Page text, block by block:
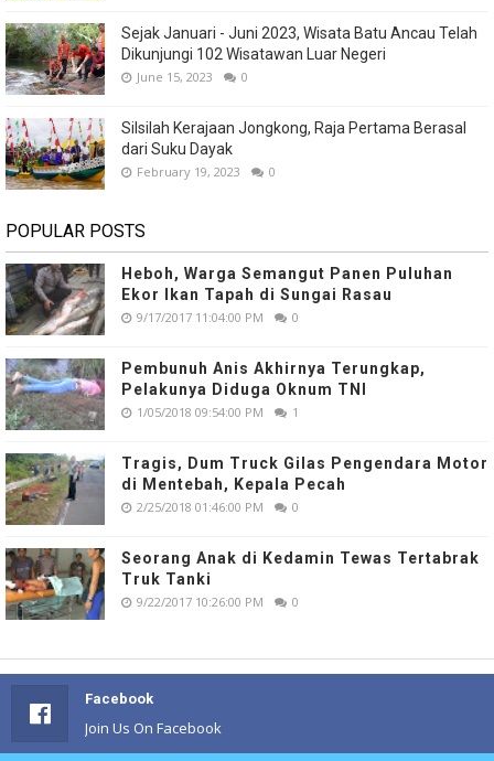
Sejak Januari - Juni 2023, Wisata Batu Ancau Telah
Dikunjungi 102 Wisatawan Luar Negeri
June 15, 2023 0
Silsilah Kerajaan Jongkong, Raja Pertama Berasal
dari Suku Dayak
February 19, 2023 0
POPULAR POSTS
Heboh, Warga Semangut Panen Puluhan
Ekor Ikan Tapah di Sungai Rasau
9/17/2017 11:04:00 PM 0
Pembunuh Anis Akhirnya Terungkap,
Pelakunya Diduga Oknum TNI
1/05/2018 09:54:00 PM 1
Tragis, Dum Truck Gilas Pengendara Motor
di Mentebah, Kepala Pecah
2/25/2018 01:46:00 PM 0
Seorang Anak di Kedamin Tewas Tertabrak
Truk Tanki
9/22/2017 10:26:00 PM 0
Facebook
Join Us On Facebook